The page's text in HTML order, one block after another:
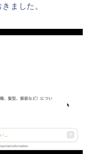
ました。